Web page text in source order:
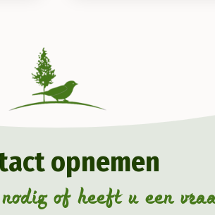
variaties.
Deze
optie
worden
de
opnemen
of heeft u een